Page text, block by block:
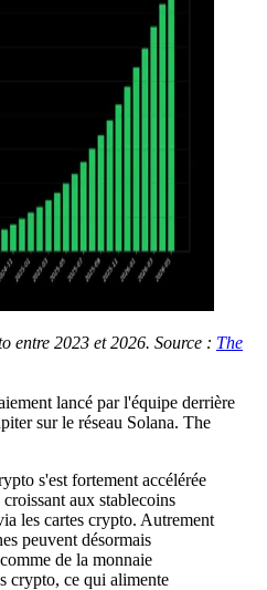
entre 2023 et 2026. Source : The
lancé par l'équipe derrière
sur le réseau Solana. The
s'est fortement accélérée
aux stablecoins
les cartes crypto. Autrement
peuvent désormais
de la monnaie
crypto, ce qui alimente